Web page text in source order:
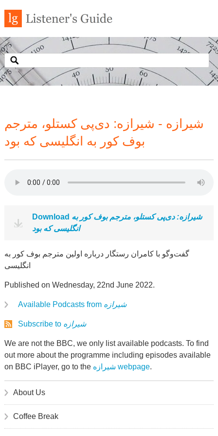
شیرازه - شیرازه: دی‌پی کستلو، مترجم
بوف کور به انگلیسی که بود
Download شیرازه: دی‌پی کستلو، مترجم بوف کور به
انگلیسی که بود
گفت‌وگو با کامران رستگار درباره اولین مترجم بوف کور به
انگلیسی
Published on Wednesday, 22nd June 2022.
Available Podcasts from شیرازه
Subscribe to شیرازه
We are not the BBC, we only list available podcasts. To find
out more about the programme including episodes available
on BBC iPlayer, go to the
شیرازه webpage.
About Us
Coffee Break